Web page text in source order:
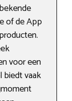
of de App
voor een
biedt vaak